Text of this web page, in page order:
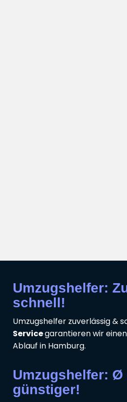
Umzugshelfer:
schnell!
Umzugshelfer zuverlässig &
Servicegarantieren wir
Ablauf in Hamburg.
Umzugshelfer: Ø
günstiger!